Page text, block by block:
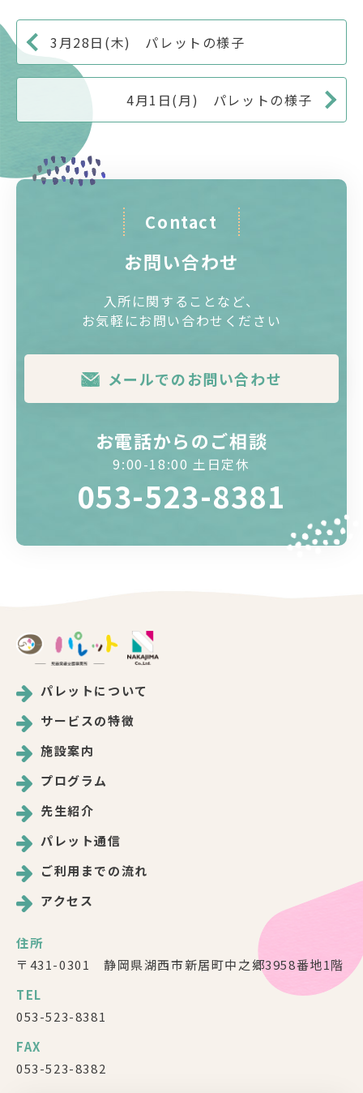
3月28日(木) パレットの様子
4月1日(月) パレットの様子
Contact
お問い合わせ
入所に関することなど、
お気軽にお問い合わせください
メールでのお問い合わせ
お電話からのご相談
9:00-18:00 土日定休
053-523-8381
パレットについて
サービスの特徴
施設案内
プログラム
先生紹介
パレット通信
ご利用までの流れ
アクセス
住所
〒431-0301 静岡県湖西市新居町中之郷3958番地1階
TEL
053-523-8381
FAX
053-523-8382